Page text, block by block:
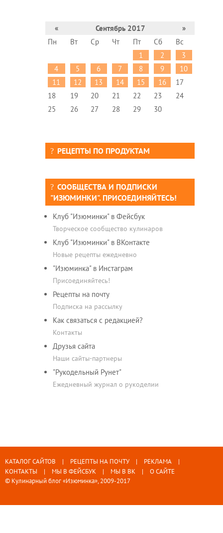
« Сентябрь 2017
»
Пн
Вт Ср Чт Пт Сб
Вс
1
2
3
4
5 6 7 8 9
10
11
12 13 14 15 16
17
18
19 20 21 22 23
24
25
26 27 28 29 30
РЕЦЕПТЫ ПО ПРОДУКТАМ
СООБЩЕСТВА И ПОДПИСКИ
"ИЗЮМИНКИ". ПРИСОЕДИНЯЙТЕСЬ!
Клуб "Изюминки" в Фейсбук
Творческое сообщество кулинаров
Клуб "Изюминки" в ВКонтакте
Новые рецепты ежедневно
"Изюминка" в Инстаграм
Присоединяйтесь!
Рецепты на почту
Подписка на рассылку
Как связаться с редакцией?
Контакты
Друзья сайта
Наши сайты-партнеры
"Рукодельный Рунет"
Ежедневный журнал о рукоделии
КАТАЛОГ САЙТОВ РЕЦЕПТЫ НА ПОЧТУ
РЕКЛАМА
КОНТАКТЫ
МЫ В ФЕЙСБУК МЫ В ВК
О САЙТЕ
© Кулинарный блог «Изюминка», 2009-2017